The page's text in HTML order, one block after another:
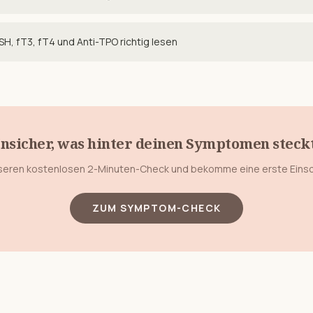
fT3, fT4 und Anti-TPO richtig lesen
was hinter deinen Symptomen
kostenlosen 2-Minuten-Check und bekomme eine erste
ZUM SYMPTOM-CHECK